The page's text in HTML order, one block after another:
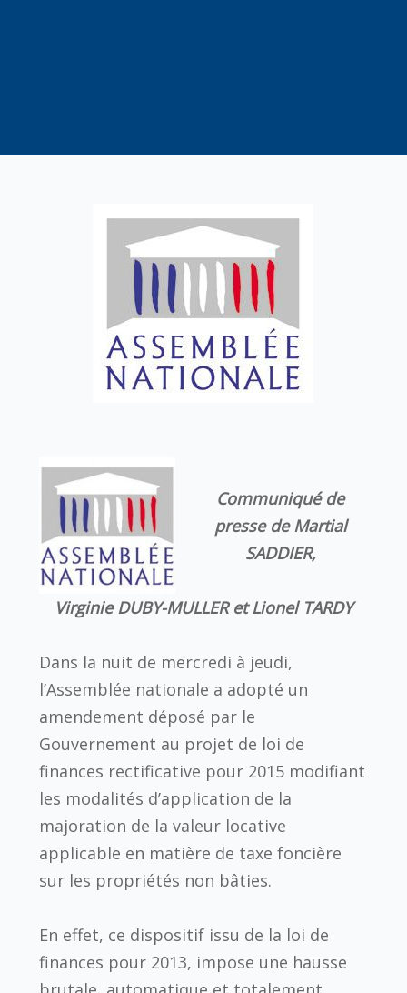
Communiqué de
presse de Martial
SADDIER,
Virginie DUBY-MULLER et Lionel TARDY
Dans la nuit de mercredi à jeudi,
l’Assemblée nationale a adopté un
amendement déposé par le
Gouvernement au projet de loi de
finances rectificative pour 2015 modifiant
les modalités d’application de la
majoration de la valeur locative
applicable en matière de taxe foncière
sur les propriétés non bâties.
En effet, ce dispositif issu de la loi de
finances pour 2013, impose une hausse